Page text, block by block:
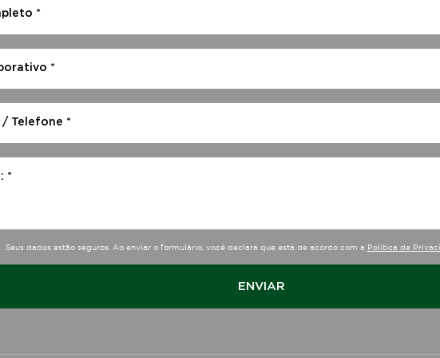
*
*
Telefone *
*
Seus dados estão seguros. Ao enviar o formulário, você declara que está de acordo com a Política de